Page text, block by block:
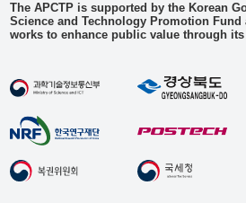
The APCTP is supported by the Korean
Science and Technology Promotion Fund
works to enhance public value through